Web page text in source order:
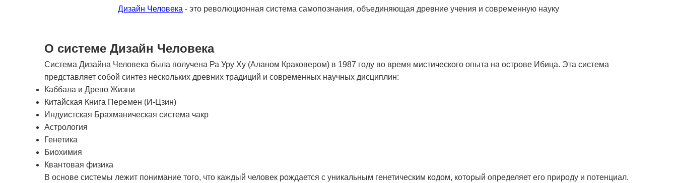
Дизайн Человека - это революционная система самопознания, объединяющая древние учения и современную науку
О системе Дизайн Человека
Система Дизайна Человека была получена Ра Уру Ху (Аланом Краковером) в 1987 году во время мистического опыта на острове Ибица. Эта система
представляет собой синтез нескольких древних традиций и современных научных дисциплин:
Каббала и Древо Жизни
Китайская Книга Перемен (И-Цзин)
Индуистская Брахманическая система чакр
Астрология
Генетика
Биохимия
Квантовая физика
В основе системы лежит понимание того, что каждый человек рождается с уникальным генетическим кодом, который определяет его природу и потенциал.